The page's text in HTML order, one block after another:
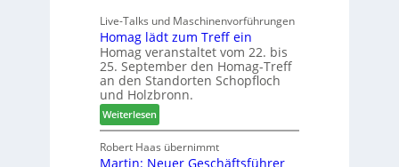
n
a
u
s
f
ü
r
W
e
m
h
ö
n
c
h
e
n
s
t
a
u
r
Live-Talks und Maschinenvorführungen
Homag lädt zum Treff ein
Homag veranstaltet vom 22. bis
25. September den Homag-Treff
an den Standorten Schopfloch
und Holzbronn.
Weiterlesen:
H
o
m
Robert Haas übernimmt
Martin: Neuer Geschäftsführer